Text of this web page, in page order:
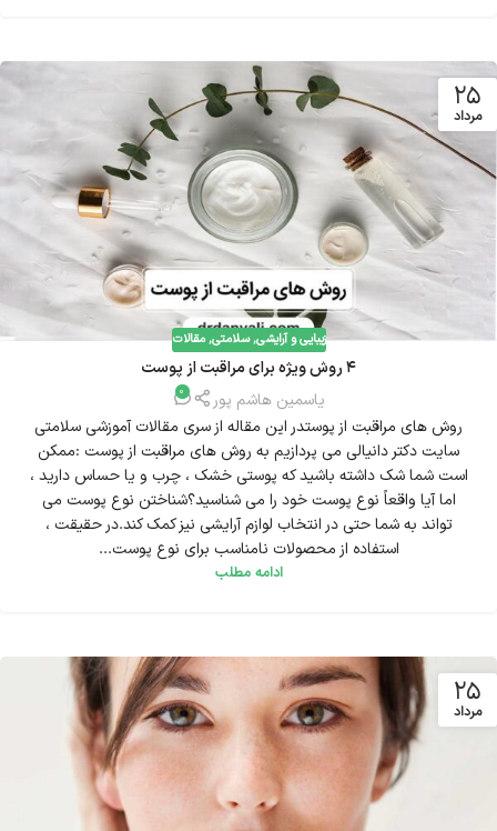
25
مرداد
زیبایی و آرایشی,سلامتی,مقالات
4 روش ویژه برای مراقبت از پوست
یاسمین هاشم پور
0
روش های مراقبت از پوستدر این مقاله از سری مقالات آموزشی سلامتی
سایت دکتر دانیالی می پردازیم به روش های مراقبت از پوست :ممکن
است شما شک داشته باشید که پوستی خشک ، چرب و یا حساس دارید ،
اما آیا واقعاً نوع پوست خود را می شناسید؟شناختن نوع پوست می
تواند به شما حتی در انتخاب لوازم آرایشی نیز کمک کند.در حقیقت ،
استفاده از محصولات نامناسب برای نوع پوست...
ادامه مطلب
25
مرداد